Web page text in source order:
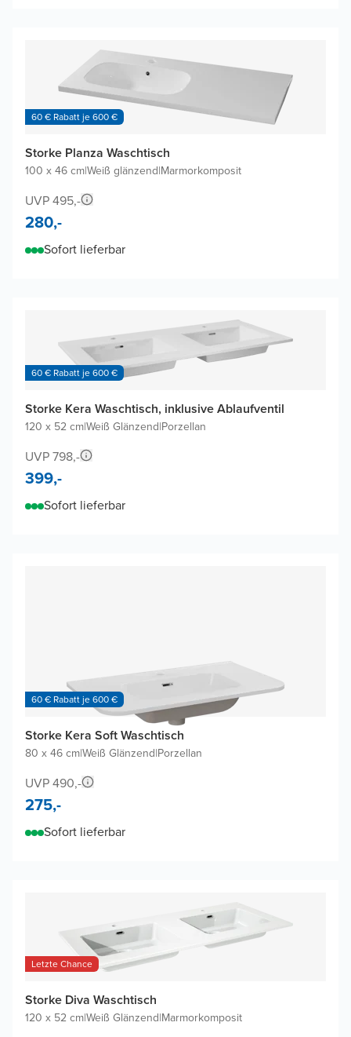
60 € Rabatt je 600 €
Storke Planza Waschtisch
100 x 46 cm|Weiß glänzend|Marmorkomposit
UVP 495,-
280,-
Sofort lieferbar
60 € Rabatt je 600 €
Storke Kera Waschtisch, inklusive Ablaufventil
120 x 52 cm|Weiß Glänzend|Porzellan
UVP 798,-
399,-
Sofort lieferbar
60 € Rabatt je 600 €
Storke Kera Soft Waschtisch
80 x 46 cm|Weiß Glänzend|Porzellan
UVP 490,-
275,-
Sofort lieferbar
Letzte Chance
Storke Diva Waschtisch
120 x 52 cm|Weiß Glänzend|Marmorkomposit